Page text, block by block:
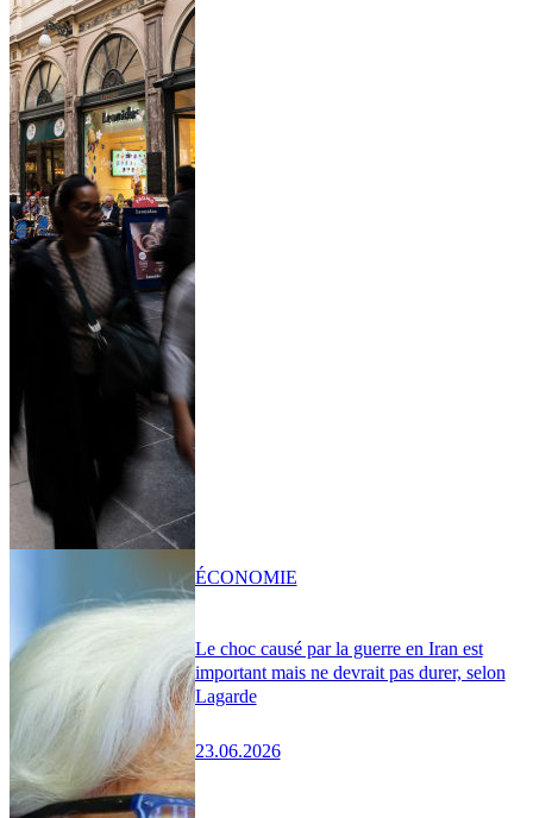
Le choc causé par la guerre en Iran est
important mais ne devrait pas durer, selon
Lagarde
23.06.2026
ÉCONOMIE